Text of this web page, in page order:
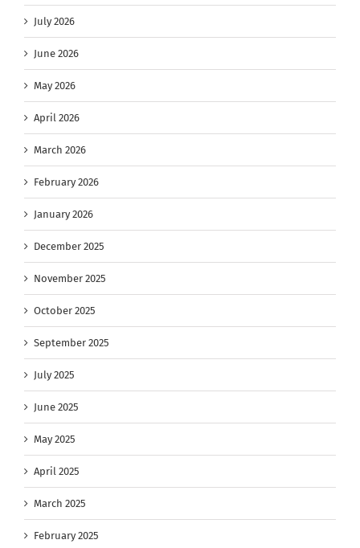
July 2026
June 2026
May 2026
April 2026
March 2026
February 2026
January 2026
December 2025
November 2025
October 2025
September 2025
July 2025
June 2025
May 2025
April 2025
March 2025
February 2025